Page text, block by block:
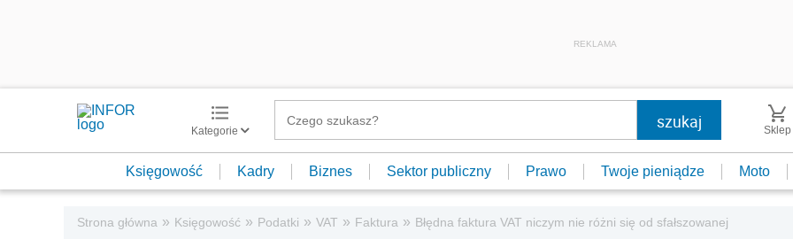
REKLAMA
Kategorie Sklep
Księgowość Kadry Biznes Sektor publiczny Prawo Twoje pieniądze Moto
Strona główna » Księgowość » Podatki » VAT » Faktura » Błędna faktura VAT niczym nie różni się od sfałszowanej